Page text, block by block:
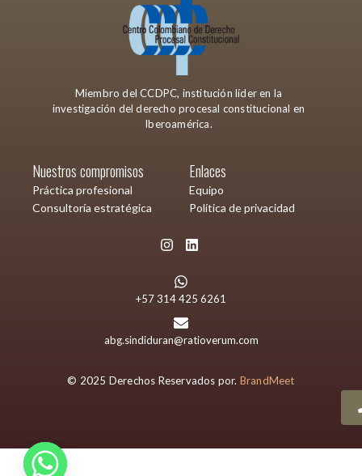
Miembro del CCDPC, institución líder en la
investigación del derecho procesal constitucional en
Iberoamérica.
Nuestros compromisos
Práctica profesional
Consultoría estratégica
Enlaces
Equipo
Política de privacidad
+57 314 425 6261
abg.sindiduran@ratioverum.com
© 2025 Derechos Reservados por. BrandMeet